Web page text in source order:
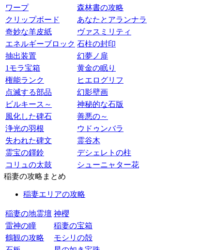
ワープ
森林書の攻略
クリップボード
あなたとアランナラ
奇妙な羊皮紙
ヴァスミリティ
エネルギーブロック 石柱の封印
抽出装置
幻夢ノ扉
1モラ宝箱
黄金の眠り
権能ランク
ヒエログリフ
点滅する部品
幻影壁画
ビルキース～
神秘的な石版
風化した碑石
善悪の～
浄光の羽根
ウドゥンバラ
失われた碑文
霊谷木
霊宝の鐸鈴
デシェレトの柱
コリュの太鼓
シューニャター花
稲妻の攻略まとめ
稲妻エリアの攻略
稲妻の地霊壇 神櫻
雷神の瞳
稲妻の宝箱
鶴観の攻略
モシリの殻